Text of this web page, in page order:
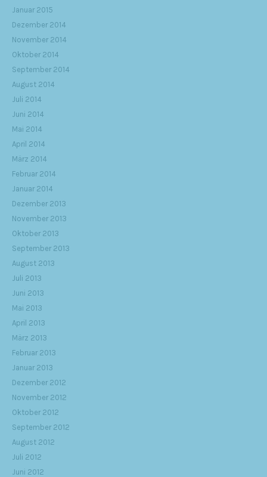
Januar 2015
Dezember 2014
November 2014
Oktober 2014
September 2014
August 2014
Juli 2014
Juni 2014
Mai 2014
April 2014
März 2014
Februar 2014
Januar 2014
Dezember 2013
November 2013
Oktober 2013
September 2013
August 2013
Juli 2013
Juni 2013
Mai 2013
April 2013
März 2013
Februar 2013
Januar 2013
Dezember 2012
November 2012
Oktober 2012
September 2012
August 2012
Juli 2012
Juni 2012